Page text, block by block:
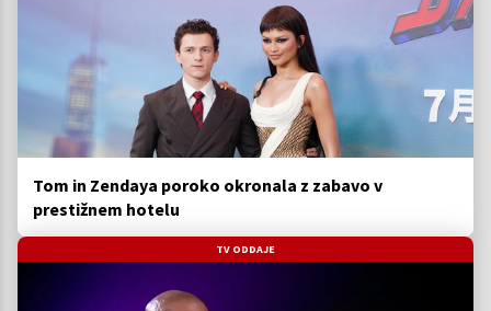
Tom in Zendaya poroko okronala z zabavo v
prestižnem hotelu
TV ODDAJE